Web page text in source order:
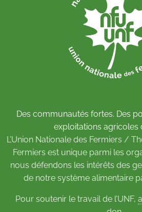
Des communautés fortes. Des
exploitations agricoles
L’Union Nationale des Fermiers /
Fermiers est unique parmi les
nous défendons les intérêts des
de notre système alimentaire
Pour soutenir le travail de l’UNF,